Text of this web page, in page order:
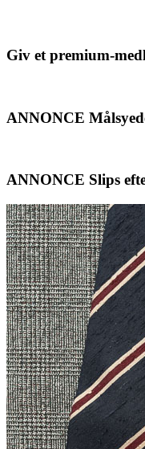
Giv et premium-
ANNONCE
ANNONCE Slips